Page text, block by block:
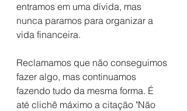
entramos em uma dívida, mas
nunca paramos para organizar a
vida financeira.
Reclamamos que não conseguimos
fazer algo, mas continuamos
fazendo tudo da mesma forma. É
até clichê máximo a citação "Não